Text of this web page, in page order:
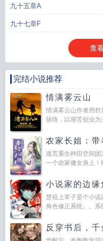
九十五章A
九十七章F
查
完结小说推荐
情满雾云山
情满雾云山作者用
脉络，以艰苦创业
农家长姐：
逃荒重生种田空间团
一个农家傻女身上！
小说家的边
楚祖上辈子是个小
角色修正系统」。
反穿书后，